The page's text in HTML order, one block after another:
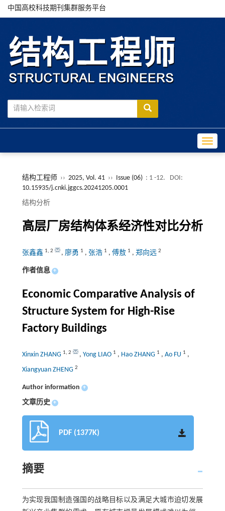
中国高校科技期刊集群服务平台
结构工程师 ›› 2025, Vol. 41 ›› Issue (06) : 1 -12.
DOI:
10.15935/j.cnki.jggcs.20241205.0001
结构分析
高层厂房结构体系经济性对比分析
张鑫鑫 1, 2 , 廖勇 1 , 张浩 1 , 傅敖 1 , 郑向远 2
作者信息 +
Economic Comparative Analysis of
Structure System for High-Rise
Factory Buildings
Xinxin ZHANG 1, 2 , Yong LIAO 1 , Hao ZHANG 1 , Ao FU 1 ,
Xiangyuan ZHENG 2
Author information +
文章历史 +
PDF (1377K)
摘要
为实现我国制造强国的战略目标以及满足大城市迫切发展